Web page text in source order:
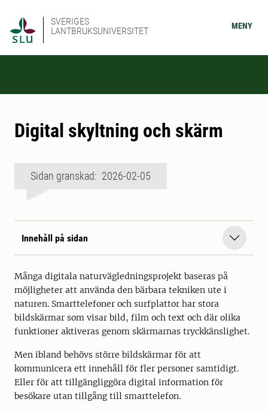
SVERIGES
LANTBRUKSUNIVERSITET
MENY
Digital skyltning och skärm
Sidan granskad: 2026-02-05
Innehåll på sidan
Många digitala naturvägledningsprojekt baseras på
möjligheter att använda den bärbara tekniken ute i
naturen. Smarttelefoner och surfplattor har stora
bildskärmar som visar bild, film och text och där olika
funktioner aktiveras genom skärmarnas tryckkänslighet.
Men ibland behövs större bildskärmar för att
kommunicera ett innehåll för fler personer samtidigt.
Eller för att tillgängliggöra digital information för
besökare utan tillgång till smarttelefon.